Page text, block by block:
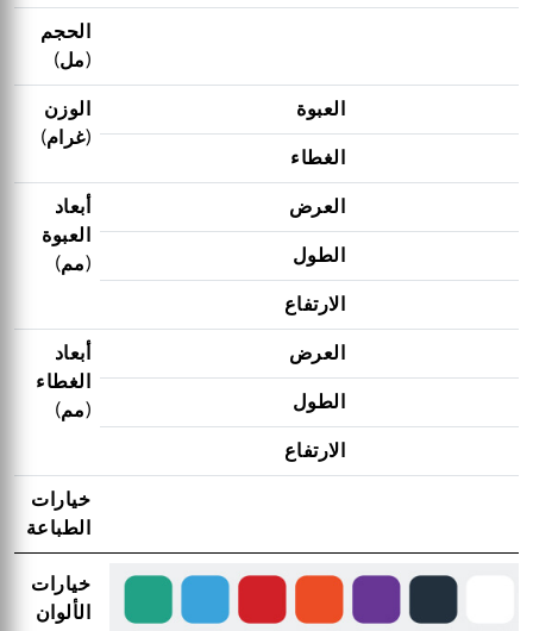
الحجم
(مل)
الوزن
(غرام)
العبوة
الغطاء
أبعاد
العبوة
(مم)
العرض
الطول
الارتفاع
أبعاد
الغطاء
(مم)
العرض
الطول
الارتفاع
خيارات
الطباعة
خيارات
الألوان